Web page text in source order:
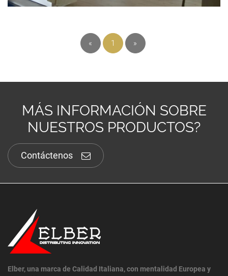
« 1 »
MÁS INFORMACIÓN SOBRE
NUESTROS PRODUCTOS?
Contáctenos
Elber, una marca de Calidad Italiana, con mentalidad Europea y